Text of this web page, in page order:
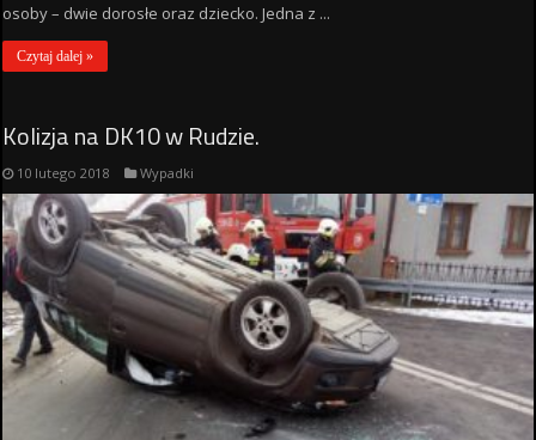
osoby – dwie dorosłe oraz dziecko. Jedna z ...
Czytaj dalej »
Kolizja na DK10 w Rudzie.
10 lutego 2018 Wypadki